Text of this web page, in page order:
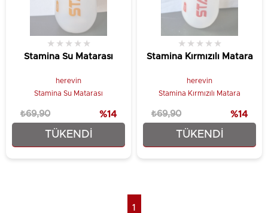
TÜKENDI
Stamina Su Matarası
★ ★ ★ ★ ★
herevin
Stamina Su Matarası
₺59,90
₺69,90 %14
TÜKENDI
Stamina Kırmızılı Matara
★ ★ ★ ★ ★
herevin
Stamina Kırmızılı Matara
₺59,90
₺69,90 %14
1